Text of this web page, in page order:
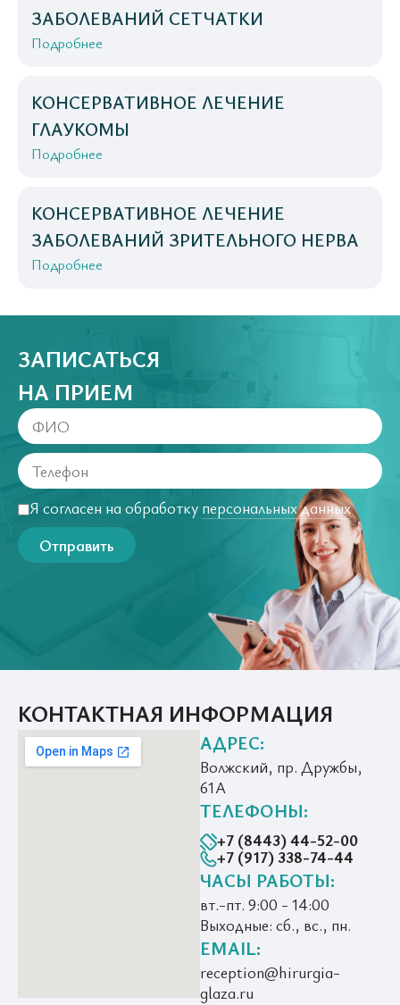
ЗАБОЛЕВАНИЙ СЕТЧАТКИ
Подробнее
КОНСЕРВАТИВНОЕ ЛЕЧЕНИЕ
ГЛАУКОМЫ
Подробнее
КОНСЕРВАТИВНОЕ ЛЕЧЕНИЕ
ЗАБОЛЕВАНИЙ ЗРИТЕЛЬНОГО НЕРВА
Подробнее
ЗАПИСАТЬСЯ
НА ПРИЕМ
Я согласен на обработку персональных данных
Отправить
КОНТАКТНАЯ ИНФОРМАЦИЯ
АДРЕС:
Волжский, пр. Дружбы,
61А
ТЕЛЕФОНЫ:
+7 (8443) 44-52-00
+7 (917) 338-74-44
ЧАСЫ РАБОТЫ:
вт.-пт. 9:00 - 14:00
Выходные: сб., вс., пн.
EMAIL:
reception@hirurgia-
glaza.ru